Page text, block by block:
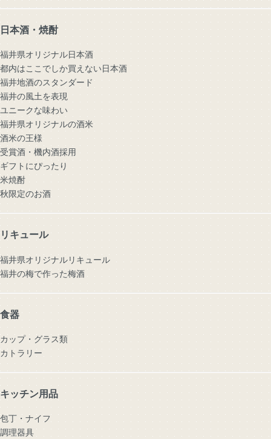
日本酒・焼酎
福井県オリジナル日本酒
都内はここでしか買えない日本酒
福井地酒のスタンダード
福井の風土を表現
ユニークな味わい
福井県オリジナルの酒米
酒米の王様
受賞酒・機内酒採用
ギフトにぴったり
米焼酎
秋限定のお酒
リキュール
福井県オリジナルリキュール
福井の梅で作った梅酒
食器
カップ・グラス類
カトラリー
キッチン用品
包丁・ナイフ
調理器具